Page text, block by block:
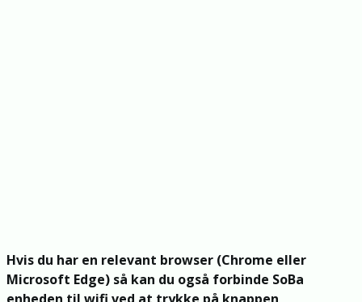
Hvis du har en relevant browser (Chrome eller
Microsoft Edge) så kan du også forbinde SoBa